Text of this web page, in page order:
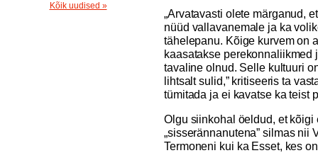
Kõik uudised »
„Arvatavasti olete märganud,
nüüd vallavanemale ja ka
tähelepanu. Kõige kurvem on
kaasatakse perekonnaliikmed
tavaline olnud. Selle kultuuri
lihtsalt sulid,” kritiseeris ta
tümitada ja ei kavatse ka teist
Olgu siinkohal öeldud, et
„sisserännanutena” silmas nii
Termoneni kui ka Esset, kes